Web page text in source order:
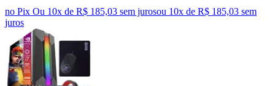
no Pix Ou 10x de R$ 185,03 sem jurosou 10x de R$ 185,03 sem
juros